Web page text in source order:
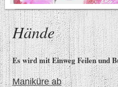
Hände
Es wird mit Einweg Feilen und
Maniküre ab €